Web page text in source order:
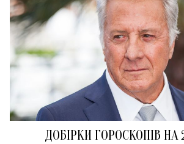
ДОБІРКИ ГОРОСКОПІВ НА